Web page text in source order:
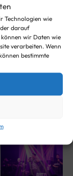
Technologien wie
darauf
können wir Daten wie
verarbeiten. Wenn
bestimmte